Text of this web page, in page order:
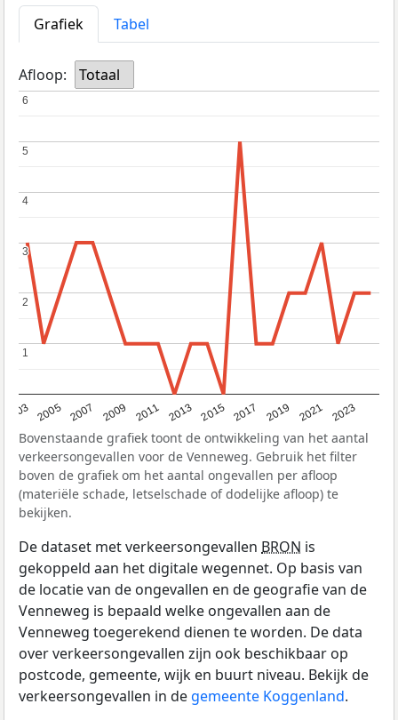
Grafiek
Tabel
Afloop: Totaal
2003 2005 2007 2009 2011 2013 2015 2017 2019 2021 2023
1
1
2
2
3
3
4
4
5
5
6
6
Bovenstaande grafiek toont de ontwikkeling van het aantal
verkeersongevallen voor de Venneweg. Gebruik het filter
boven de grafiek om het aantal ongevallen per afloop
(materiële schade, letselschade of dodelijke afloop) te
bekijken.
De dataset met verkeersongevallen BRON is
gekoppeld aan het digitale wegennet. Op basis van
de locatie van de ongevallen en de geografie van de
Venneweg is bepaald welke ongevallen aan de
Venneweg toegerekend dienen te worden. De data
over verkeersongevallen zijn ook beschikbaar op
postcode, gemeente, wijk en buurt niveau. Bekijk de
verkeersongevallen in de gemeente Koggenland.